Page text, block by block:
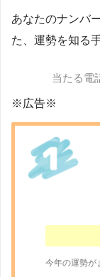
あなたのナンバ
た、運勢を知る
当たる電
※広告※
今年の運勢が